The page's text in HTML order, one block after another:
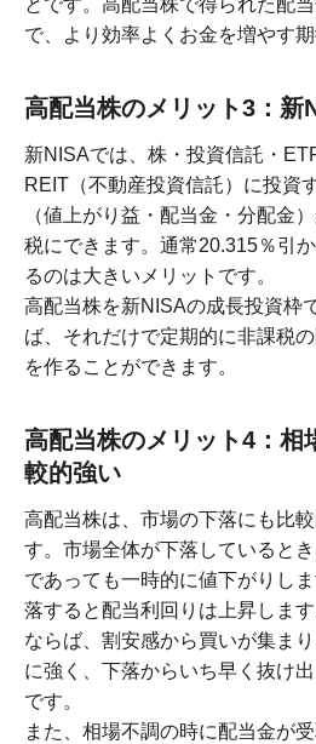
とです。高配当株で得られた配
で、より効率よくお金を増やす期
高配当株のメリット3：新
新NISAでは、株・投資信託・
REIT（不動産投資信託）に投資
（値上がり益・配当金・分配金
税にできます。通常20.315％引
るのは大きいメリットです。
高配当株を新NISAの成長投資枠
ば、それだけで定期的に非課税
を作ることができます。
高配当株のメリット4：相
較的強い
高配当株は、市場の下落にも比
す。市場全体が下落していると
であっても一時的に値下がりし
落すると配当利回りは上昇しま
ならば、割安感から買いが集ま
に強く、下落からいち早く抜け
です。
また、相場不調の時に配当金が